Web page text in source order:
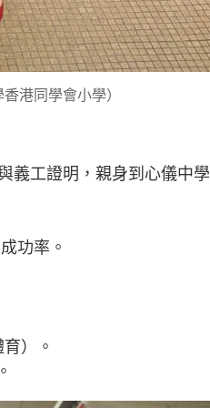
港同學會小學）
義工證明，親身到心儀中
功率。
育）。